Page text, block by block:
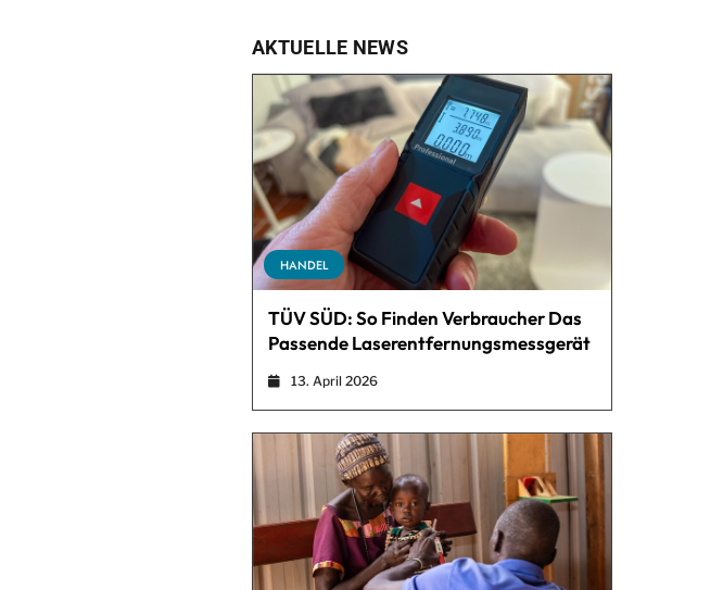
AKTUELLE NEWS
HANDEL
TÜV SÜD: So Finden Verbraucher Das
Passende Laserentfernungsmessgerät
13. April 2026